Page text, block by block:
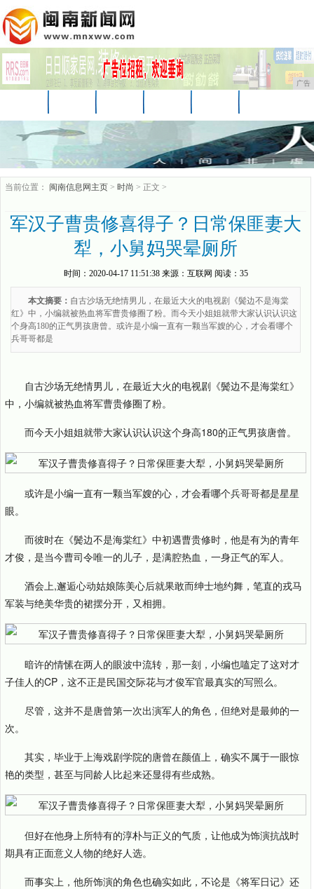
广告
科技 时尚
当前位置： 闽南信息网主页 > 时尚 > 正文 >
军汉子曹贵修喜得子？日常保匪妻大
犁，小舅妈哭晕厕所
时间： 2020-04-17 11:51:38来源： 互联网 阅读：35
本文摘要： 自古沙场无绝情男儿，在最近大火的电视剧《鬓边不是海棠
红》中，小编就被热血将军曹贵修圈了粉。而今天小姐姐就带大家认识认识这
个身高180的正气男孩唐曾。或许是小编一直有一颗当军嫂的心，才会看哪个
兵哥哥都是
自古沙场无绝情男儿，在最近大火的电视剧《鬓边不是海棠红》
中，小编就被热血将军曹贵修圈了粉。
而今天小姐姐就带大家认识认识这个身高180的正气男孩唐曾。
或许是小编一直有一颗当军嫂的心，才会看哪个兵哥哥都是星星
眼。
而彼时在《鬓边不是海棠红》中初遇曹贵修时，他是有为的青年
才俊，是当今曹司令唯一的儿子，是满腔热血，一身正气的军人。
酒会上,邂逅心动姑娘陈美心后就果敢而绅士地约舞，笔直的戎马
军装与绝美华贵的裙摆分开，又相拥。
暗许的情愫在两人的眼波中流转，那一刻，小编也嗑定了这对才
子佳人的CP，这不正是民国交际花与才俊军官最真实的写照么。
尽管，这并不是唐曾第一次出演军人的角色，但绝对是最帅的一
次。
其实，毕业于上海戏剧学院的唐曾在颜值上，确实不属于一眼惊
艳的类型，甚至与同龄人比起来还显得有些成熟。
但好在他身上所特有的淳朴与正义的气质，让他成为饰演抗战时
期具有正面意义人物的绝好人选。
而事实上，他所饰演的角色也确实如此，不论是《将军日记》还